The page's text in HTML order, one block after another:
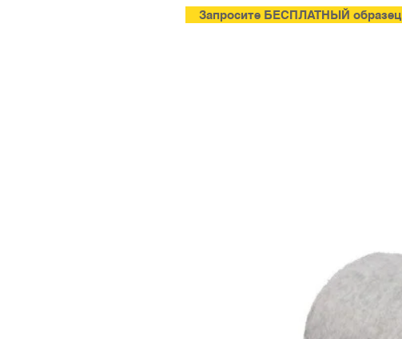
Запросите БЕСПЛАТНЫЙ образец